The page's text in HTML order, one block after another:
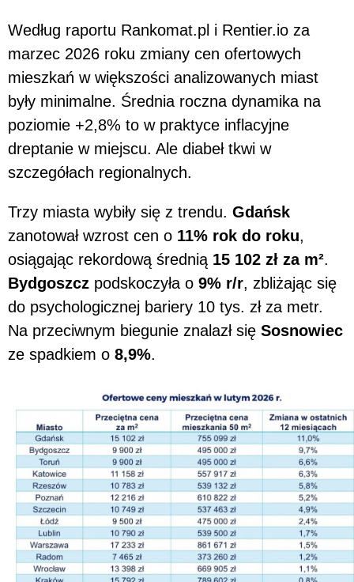
Według raportu Rankomat.pl i Rentier.io za
marzec 2026 roku zmiany cen ofertowych
mieszkań w większości analizowanych miast
były minimalne. Średnia roczna dynamika na
poziomie +2,8% to w praktyce inflacyjne
dreptanie w miejscu. Ale diabeł tkwi w
szczegółach regionalnych.
Trzy miasta wybiły się z trendu. Gdańsk
zanotował wzrost cen o 11% rok do roku,
osiągając rekordową średnią 15 102 zł za m².
Bydgoszcz podskoczyła o 9% r/r, zbliżając się
do psychologicznej bariery 10 tys. zł za metr.
Na przeciwnym biegunie znalazł się Sosnowiec
ze spadkiem o 8,9%.